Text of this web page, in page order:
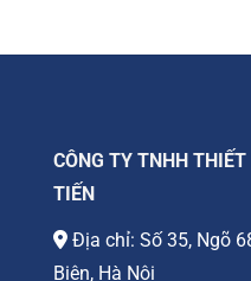
CÔNG TY TNHH
TIẾN
Địa chỉ: Số 35, Ngõ
Biên, Hà Nội